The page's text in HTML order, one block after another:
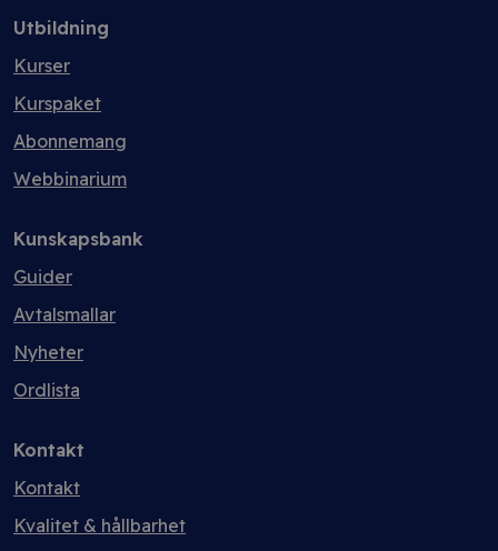
Utbildning
Kurser
Kurspaket
Abonnemang
Webbinarium
Kunskapsbank
Guider
Avtalsmallar
Nyheter
Ordlista
Kontakt
Kontakt
Kvalitet & hållbarhet